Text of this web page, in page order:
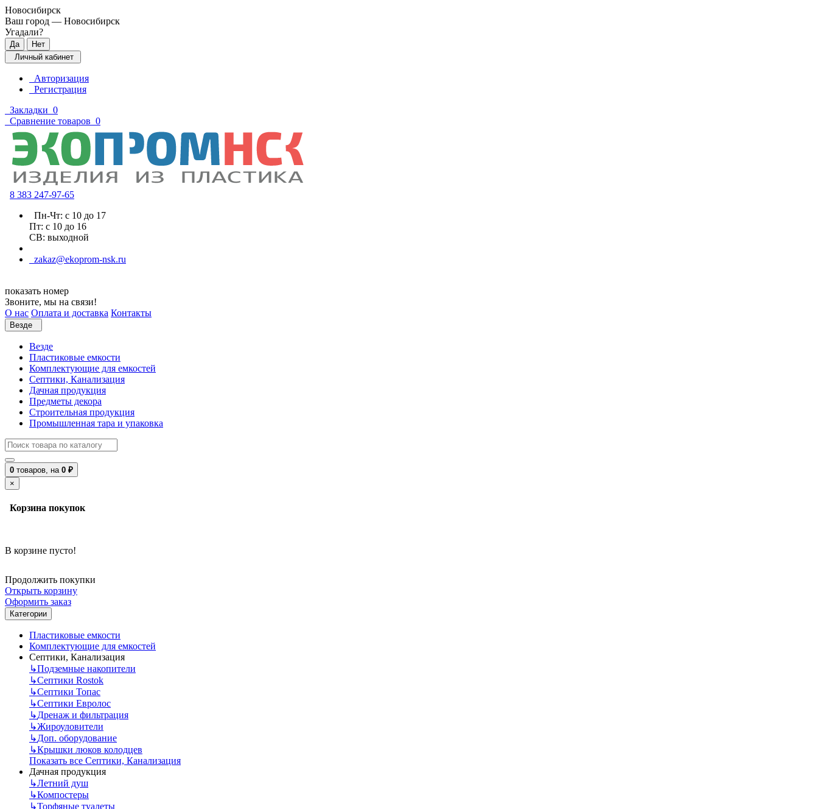
Новосибирск
Ваш город — Новосибирск
Угадали?
Личный кабинет
Авторизация
Регистрация
Закладки 0
Сравнение товаров 0
8 383 247-97-65
Пн-Чт: с 10 до 17
Пт: с 10 до 16
СВ: выходной
zakaz@ekoprom-nsk.ru
показать номер
Звоните, мы на связи!
О нас Оплата и доставка Контакты
Везде
Везде
Пластиковые емкости
Комплектующие для емкостей
Септики, Канализация
Дачная продукция
Предметы декора
Строительная продукция
Промышленная тара и упаковка
0 товаров, на 0 ₽
×
Корзина покупок
В корзине пусто!
Продолжить покупки
Открыть корзину
Оформить заказ
Категории
Пластиковые емкости
Комплектующие для емкостей
Септики, Канализация
↳Подземные накопители
↳Септики Rostok
↳Септики Топас
↳Септики Евролос
↳Дренаж и фильтрация
↳Жироуловители
↳Доп. оборудование
↳Крышки люков колодцев
Показать все Септики, Канализация
Дачная продукция
↳Летний душ
↳Компостеры
↳Торфяные туалеты